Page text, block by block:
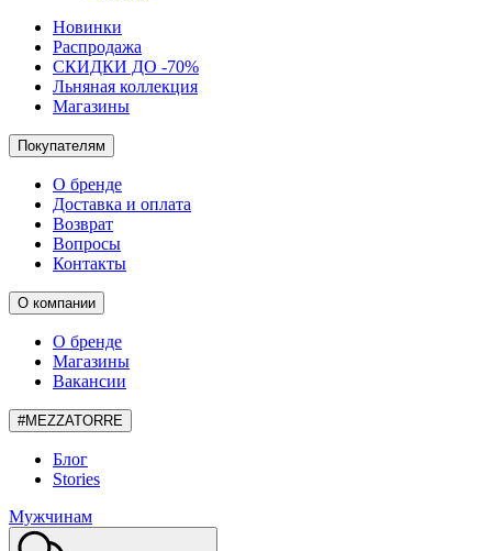
Новинки
Распродажа
СКИДКИ ДО -70%
Льняная коллекция
Магазины
Покупателям
О бренде
Доставка и оплата
Возврат
Вопросы
Контакты
О компании
О бренде
Магазины
Вакансии
#MEZZATORRE
Блог
Stories
Мужчинам